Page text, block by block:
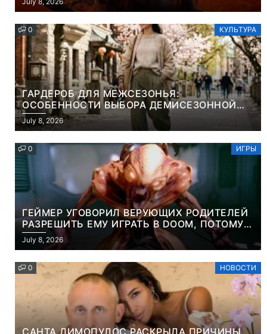
PROJEKT RED
0 КУЛЬТУРА
ГАРДЕРОБ ДЛЯ МЕЖСЕЗОНЬЯ:
ОСОБЕННОСТИ ВЫБОРА ДЕМИСЕЗОННОЙ
ПАРКИ И ЭЛЕГАНТНОГО ЖЕНСКОГО ПЛАЩА
July 8, 2026
0 ИГРЫ
ГЕЙМЕР УГОВОРИЛ ВЕРУЮЩИХ РОДИТЕЛЕЙ
РАЗРЕШИТЬ ЕМУ ИГРАТЬ В DOOM, ПОТОМУ
ЧТО ЭТО ХРИСТИАНСКАЯ ИГРА ПРО
УБИЙСТВО ДЕМОНОВ
July 8, 2026
0 НОВОСТИ